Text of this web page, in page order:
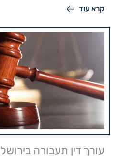
קרא עוד
עורך דין תעבורה